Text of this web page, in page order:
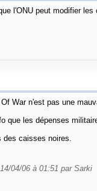
l'ONU peut modifier
War n'est pas une
que les dépenses
des caisses noires.
04/06 à 01:51 par Sarki